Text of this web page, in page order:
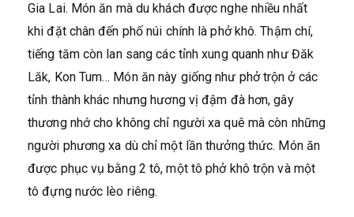
Gia Lai. Món ăn mà du khách được nghe nhiều nhất
khi đặt chân đến phố núi chính là phở khô. Thậm chí,
tiếng tăm còn lan sang các tỉnh xung quanh như Đăk
Lăk, Kon Tum… Món ăn này giống như phở trộn ở các
tỉnh thành khác nhưng hương vị đậm đà hơn, gây
thương nhớ cho không chỉ người xa quê mà còn những
người phương xa dù chỉ một lần thưởng thức. Món ăn
được phục vụ bằng 2 tô, một tô phở khô trộn và một
tô đựng nước lèo riêng.